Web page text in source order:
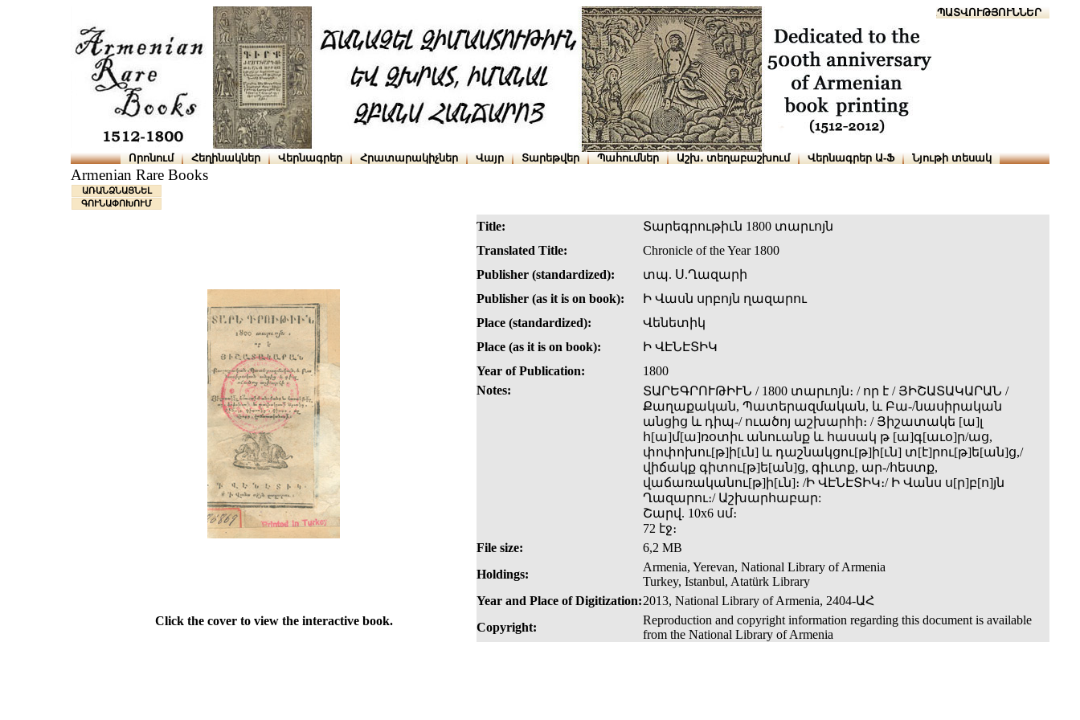
ՆԱԽԱՊԱՏՎՈՒԹՅՈՒՆՆԵՐ
Որոնում Հեղինակներ Վերնագրեր Հրատարակիչներ Վայր Տարեթվեր Պահումներ Աշխ․ տեղաբաշխում Վերնագրեր Ա-Ֆ Նյութի տեսակ
Armenian Rare Books
ԱՌԱՆՁՆԱՑՆԵԼ
ԳՈՒՆԱՓՈԽՈՒՄ
Title:
Տարեգրութիւն 1800 տարւոյն
Translated Title:
Chronicle of the Year 1800
Publisher (standardized):
տպ. Ս.Ղազարի
Publisher (as it is on book):
Ի Վասն սրբոյն ղազարու
Place (standardized):
Վենետիկ
Place (as it is on book):
Ի ՎԷՆԷՏԻԿ
Year of Publication:
1800
Notes:
ՏԱՐԵԳՐՈՒԹԻՒՆ / 1800 տարւոյն։ / որ է / ՅԻՇԱՏԱԿԱՐԱՆ /
Քաղաքական, Պատերազմական, և Բա-/նասիրական
անցից և դիպ-/ ուածոյ աշխարհի։ / Յիշատակե [ա]լ
հ[ա]մ[ա]ռօտիւ անուանք և հասակ թ [ա]գ[աւօ]ր/աց,
փոփոխու[թ]ի[ւն] և դաշնակցու[թ]ի[ւն] տ[է]րու[թ]ե[ան]ց,/
վիճակք գիտու[թ]ե[ան]ց, գիւտք, ար-/հեստք,
վաճառականու[թ]ի[ւն]։ /Ի ՎԷՆԷՏԻԿ։/ Ի Վանս ս[ր]բ[ո]յն
Ղազարու։/ Աշխարհաբար:
Շարվ. 10x6 սմ։
72 էջ։
File size:
6,2 MB
Holdings:
Armenia, Yerevan, National Library of Armenia
Turkey, Istanbul, Atatürk Library
Year and Place of Digitization:2013, National Library of Armenia, 2404-ԱՀ
Click the cover to view the interactive book.
Copyright:
Reproduction and copyright information regarding this document is available
from the National Library of Armenia